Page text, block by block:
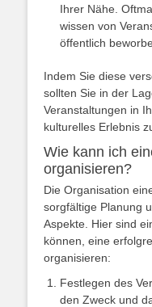
Ihrer Nähe.
wissen von
öffentlich
Indem Sie diese
sollten Sie in der
Veranstaltungen in
kulturelles Erlebnis
Wie kann ich
organisieren?
Die Organisation
sorgfältige Planung
Aspekte. Hier sind
können, eine
organisieren:
Festlegen des
den Zweck und